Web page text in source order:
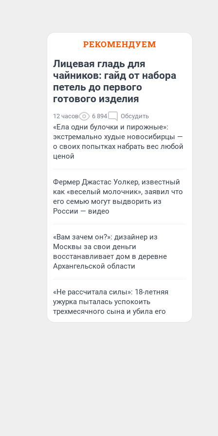
РЕКОМЕНДУЕМ
Лицевая гладь для
чайников: гайд от набора
петель до первого
готового изделия
12 часов 6 894 Обсудить
«Ела одни булочки и пирожные»:
экстремально худые новосибирцы —
о своих попытках набрать вес любой
ценой
Фермер Джастас Уолкер, известный
как «веселый молочник», заявил что
его семью могут выдворить из
России — видео
«Вам зачем он?»: дизайнер из
Москвы за свои деньги
восстанавливает дом в деревне
Архангельской области
«Не рассчитала силы»: 18-летняя
ужурка пыталась успокоить
трехмесячного сына и убила его